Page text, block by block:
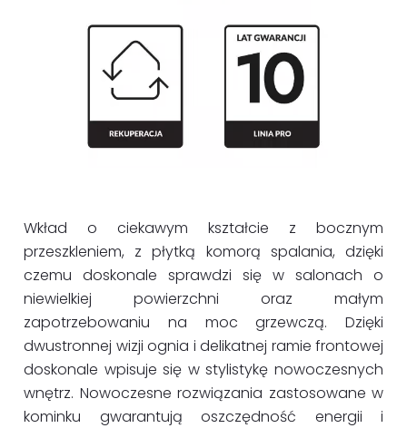
Wkład o ciekawym kształcie z bocznym
przeszkleniem, z płytką komorą spalania, dzięki
czemu doskonale sprawdzi się w salonach o
niewielkiej powierzchni oraz małym
zapotrzebowaniu na moc grzewczą. Dzięki
dwustronnej wizji ognia i delikatnej ramie frontowej
doskonale wpisuje się w stylistykę nowoczesnych
wnętrz. Nowoczesne rozwiązania zastosowane w
kominku gwarantują oszczędność energii i